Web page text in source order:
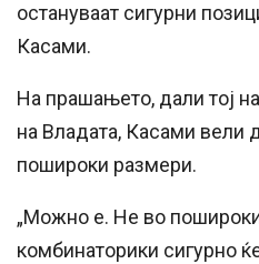
остануваат сигурни
Касами.
На прашањето, дали тој
на Владата, Касами вели
пошироки размери.
„Можно е. Не во
комбинаторики сигурно